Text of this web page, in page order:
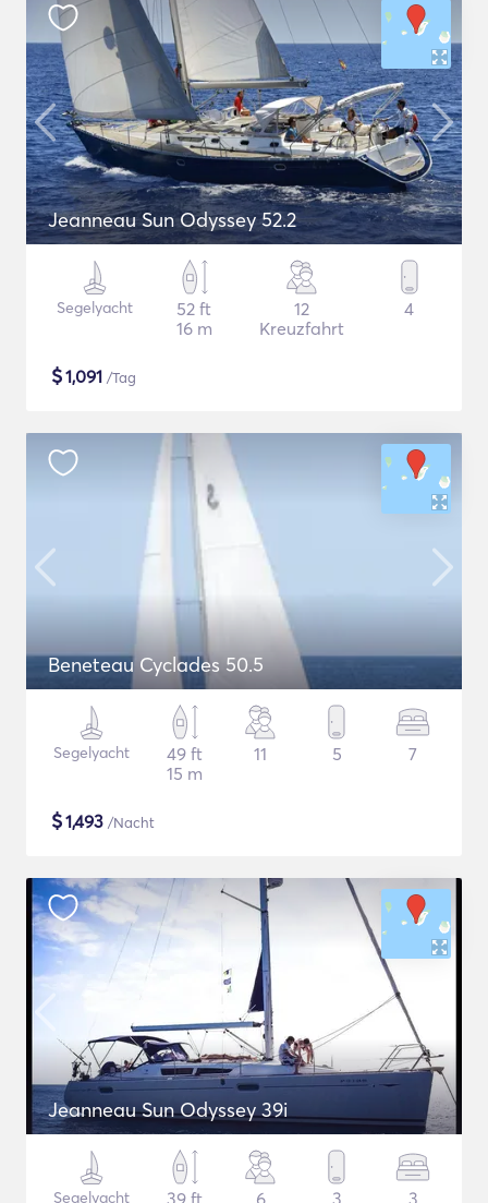
Jeanneau Sun Odyssey 52.2
Segelyacht
52 ft
16 m
12
Kreuzfahrt
4
$1,091 /Tag
Beneteau Cyclades 50.5
Segelyacht
49 ft
15 m
11 5 7
$1,493 /Nacht
Jeanneau Sun Odyssey 39i
Segelyacht
39 ft
6 3 3